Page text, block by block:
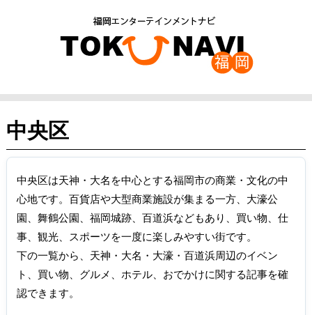
中央区
中央区は天神・大名を中心とする福岡市の商業・文化の中
心地です。百貨店や大型商業施設が集まる一方、大濠公
園、舞鶴公園、福岡城跡、百道浜などもあり、買い物、仕
事、観光、スポーツを一度に楽しみやすい街です。
下の一覧から、天神・大名・大濠・百道浜周辺のイベン
ト、買い物、グルメ、ホテル、おでかけに関する記事を確
認できます。